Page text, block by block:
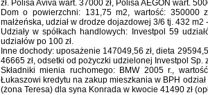
zł. Polisa Aviva wart. 37000 zł, Polisa AEGON wart.
Dom o powierzchni: 131,75 m2, wartość: 350000
małżeńska, udział w drodze dojazdowej 3/6 tj. 432 m2
Udziały w spółkach handlowych: Investpol 59
udziałów po 100 zł.
Inne dochody: uposażenie 147049,56 zł, dieta
46665 zł, odsetki od pożyczki udzielonej Investpol Sp.
Składniki mienia ruchomego: BMW 2005 r.,
Łukaszowi kredytu na zakup mieszkania w BPH
(żona Teresa) dla syna Konrada w kwocie 41490 zł